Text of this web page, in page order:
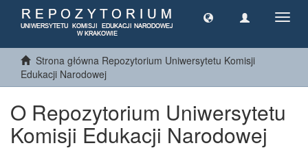
Strona główna Repozytorium Uniwersytetu Komisji
Edukacji Narodowej
O Repozytorium Uniwersytetu
Komisji Edukacji Narodowej